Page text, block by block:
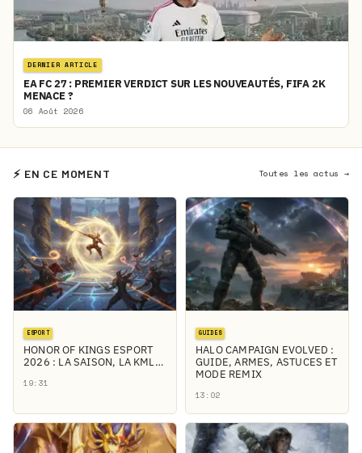
DERNIER ARTICLE
EA FC 27 : PREMIER VERDICT SUR LES NOUVEAUTÉS, FIFA 2K
MENACE ?
06 Août 2026
⚡ EN CE MOMENT Toutes les actus →
ESPORT
HONOR OF KINGS ESPORT
2026 : LA SAISON, LA KML…
19:31
GUIDES
HALO CAMPAIGN EVOLVED :
GUIDE, ARMES, ASTUCES ET
MODE REMIX
13:02